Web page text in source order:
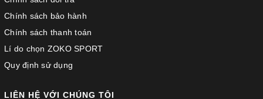
Chính sách bảo hành
Chính sách thanh toán
Lí do chọn ZOKO SPORT
Quy định sử dụng
LIÊN HỆ VỚI CHÚNG TÔI